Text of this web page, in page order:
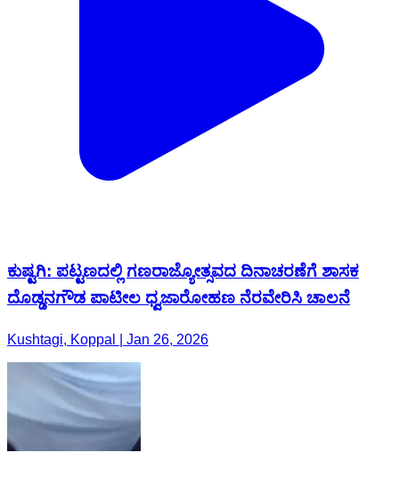
ಕುಷ್ಟಗಿ: ಪಟ್ಟಣದಲ್ಲಿ ಗಣರಾಜ್ಯೋತ್ಸವದ ದಿನಾಚರಣೆಗೆ ಶಾಸಕ
ದೊಡ್ಡನಗೌಡ ಪಾಟೀಲ ಧ್ವಜಾರೋಹಣ ನೆರವೇರಿಸಿ ಚಾಲನೆ
Kushtagi, Koppal | Jan 26, 2026